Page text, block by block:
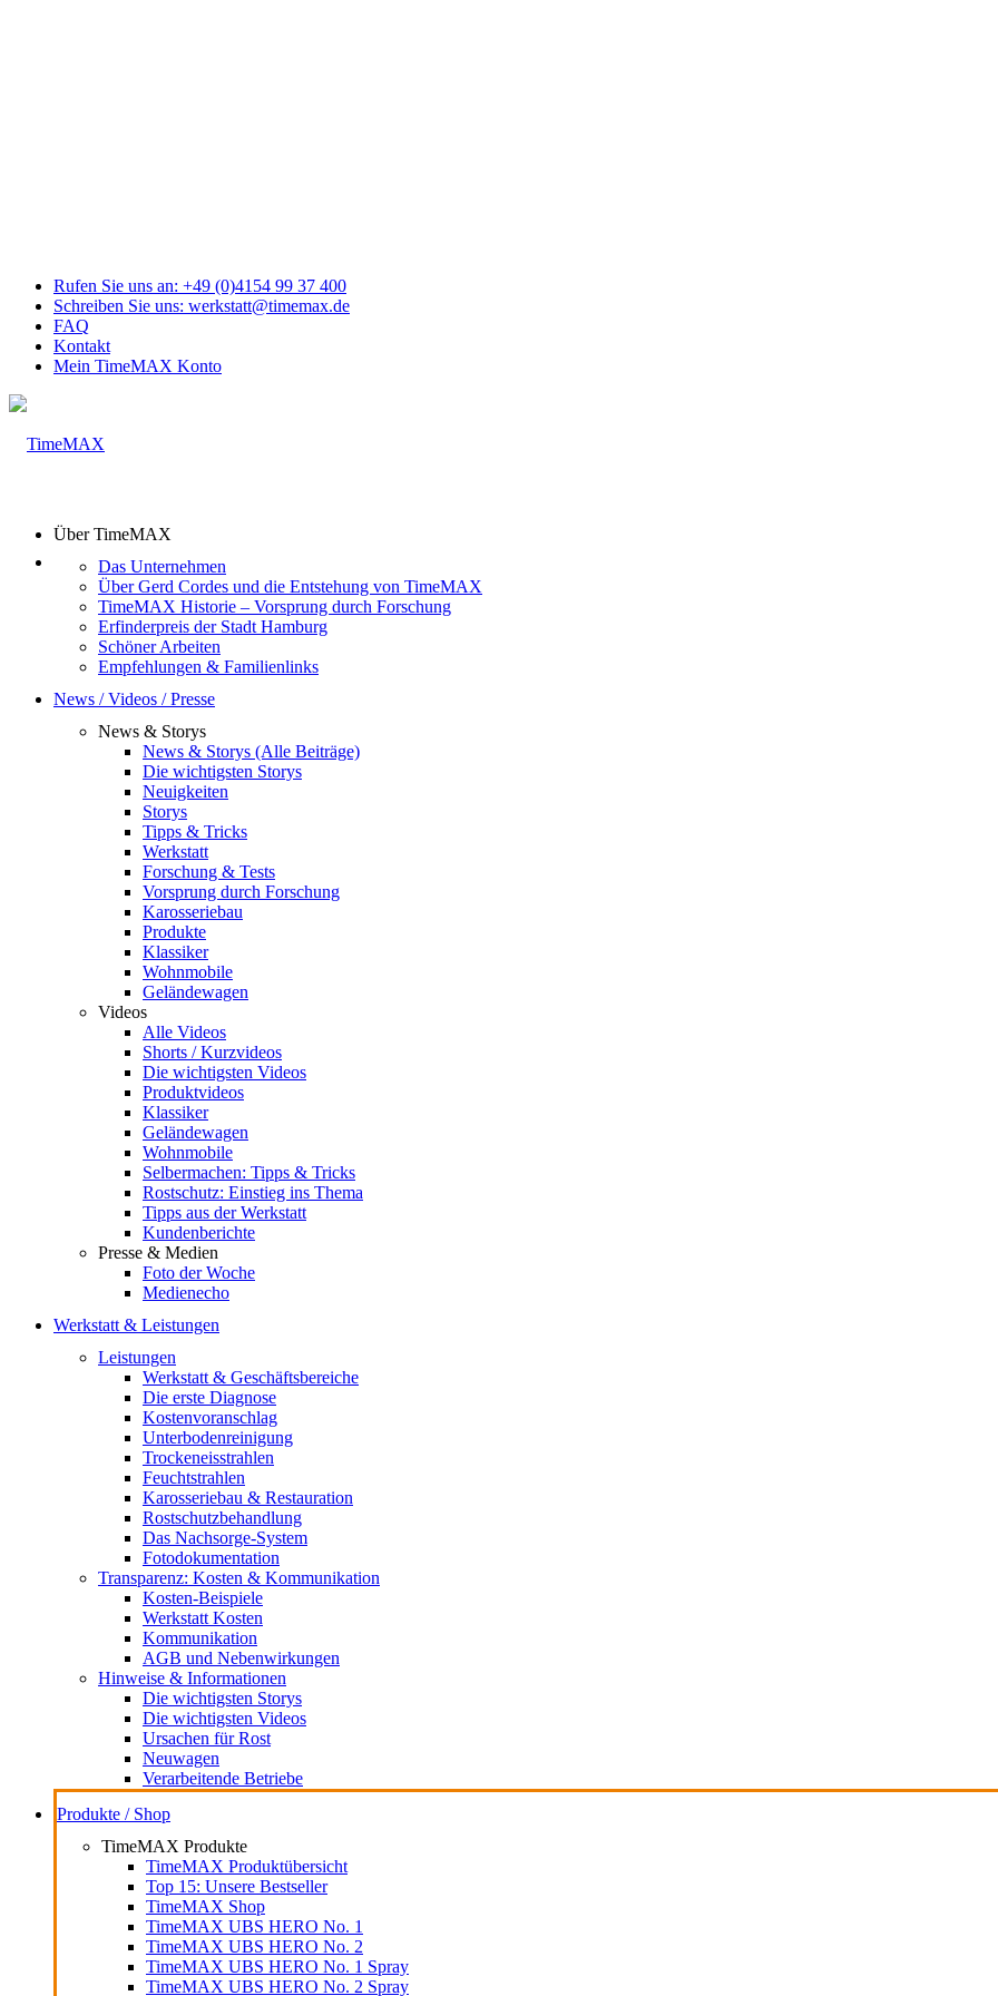
Rufen Sie uns an: +49 (0)4154 99 37 400
Schreiben Sie uns: werkstatt@timemax.de
FAQ
Kontakt
Mein TimeMAX Konto
Über TimeMAX
Das Unternehmen
Über Gerd Cordes und die Entstehung von TimeMAX
TimeMAX Historie – Vorsprung durch Forschung
Erfinderpreis der Stadt Hamburg
Schöner Arbeiten
Empfehlungen & Familienlinks
News / Videos / Presse
News & Storys
News & Storys (Alle Beiträge)
Die wichtigsten Storys
Neuigkeiten
Storys
Tipps & Tricks
Werkstatt
Forschung & Tests
Vorsprung durch Forschung
Karosseriebau
Produkte
Klassiker
Wohnmobile
Geländewagen
Videos
Alle Videos
Shorts / Kurzvideos
Die wichtigsten Videos
Produktvideos
Klassiker
Geländewagen
Wohnmobile
Selbermachen: Tipps & Tricks
Rostschutz: Einstieg ins Thema
Tipps aus der Werkstatt
Kundenberichte
Presse & Medien
Foto der Woche
Medienecho
Werkstatt & Leistungen
Leistungen
Werkstatt & Geschäftsbereiche
Die erste Diagnose
Kostenvoranschlag
Unterbodenreinigung
Trockeneisstrahlen
Feuchtstrahlen
Karosseriebau & Restauration
Rostschutzbehandlung
Das Nachsorge-System
Fotodokumentation
Transparenz: Kosten & Kommunikation
Kosten-Beispiele
Werkstatt Kosten
Kommunikation
AGB und Nebenwirkungen
Hinweise & Informationen
Die wichtigsten Storys
Die wichtigsten Videos
Ursachen für Rost
Neuwagen
Verarbeitende Betriebe
Produkte / Shop
TimeMAX Produkte
TimeMAX Produktübersicht
Top 15: Unsere Bestseller
TimeMAX Shop
TimeMAX UBS HERO No. 1
TimeMAX UBS HERO No. 2
TimeMAX UBS HERO No. 1 Spray
TimeMAX UBS HERO No. 2 Spray